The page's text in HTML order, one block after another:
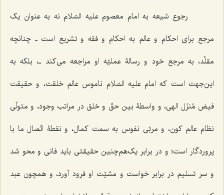
رجوع شیعه به امام معصوم علیه السّلام نه به عنوان یک
مرجع برای احکام و عالم به احکام و فقه و تشریع است‌ ـ چنانچه
مقلِّد، به مرجع خود و رسالۀ عملیّه او مراجعه می‌کند ـ، بلکه به
این‌جهت است که امام علیه السّلام ناموس عالم خلقت، و حقیقت
فیض مُنزَل الهی، و واسطۀ بین حقّ و خلق در مراتب وجود، و متولّی
نظام عالم کون، و مربّی نفوس به سمت کمال، و نقطۀ اتّصال ما با
پروردگار است؛ و در برابر یک‌هم‌چنین حقیقتی باید فانی و محو شد
و سر تسلیم در برابر خواست و مشیّت او فرود آورد، و همچون عبد